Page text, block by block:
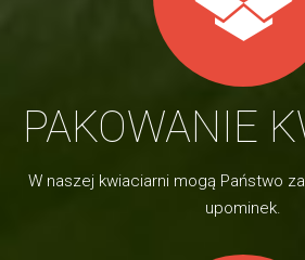
PAKOWANIE
W naszej kwiaciarni mogą Państwo
upominek.